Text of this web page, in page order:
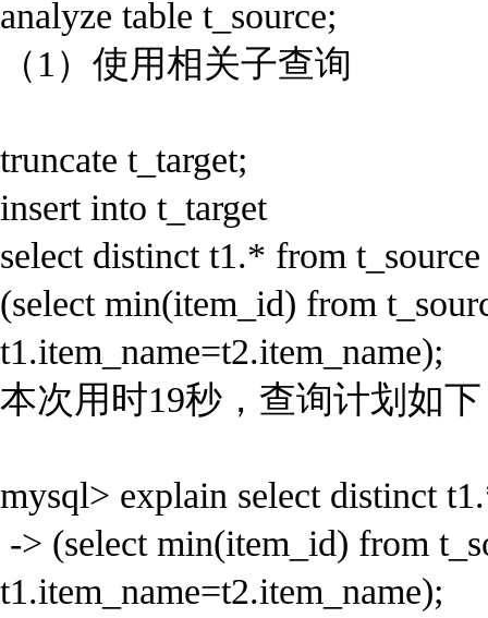
analyze table t_source;
（1）使用相关子查询
truncate t_target;
insert into t_target
select distinct t1.* from
(select min(item_id) from
t1.item_name=t2.item_name);
本次用时19秒，查询计划如
mysql> explain select distinct
-> (select min(item_id) from
t1.item_name=t2.item_name);